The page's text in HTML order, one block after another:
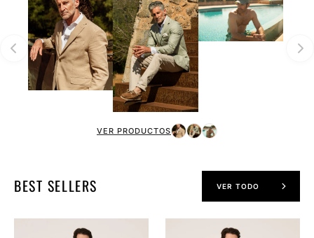
VER PRODUCTOS
BEST SELLERS VER TODO